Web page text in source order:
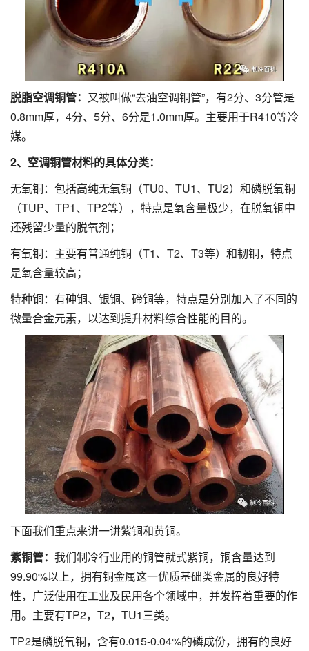
脱脂空调铜管： 又被叫做“去油空调铜管”，有2分、3分管是
0.8mm厚，4分、5分、6分是1.0mm厚。主要用于R410等冷
媒。
2、空调铜管材料的具体分类：
无氧铜：包括高纯无氧铜（TU0、TU1、TU2）和磷脱氧铜
（TUP、TP1、TP2等），特点是氧含量极少，在脱氧铜中
还残留少量的脱氧剂；
有氧铜：主要有普通纯铜（T1、T2、T3等）和韧铜，特点
是氧含量较高；
特种铜：有砷铜、银铜、碲铜等，特点是分别加入了不同的
微量合金元素，以达到提升材料综合性能的目的。
下面我们重点来讲一讲紫铜和黄铜。
紫铜管： 我们制冷行业用的铜管就式紫铜，铜含量达到
99.90%以上，拥有铜金属这一优质基础类金属的良好特
性，广泛使用在工业及民用各个领域中，并发挥着重要的作
用。主要有TP2，T2，TU1三类。
TP2是磷脱氧铜，含有0.015-0.04%的磷成份，拥有的良好